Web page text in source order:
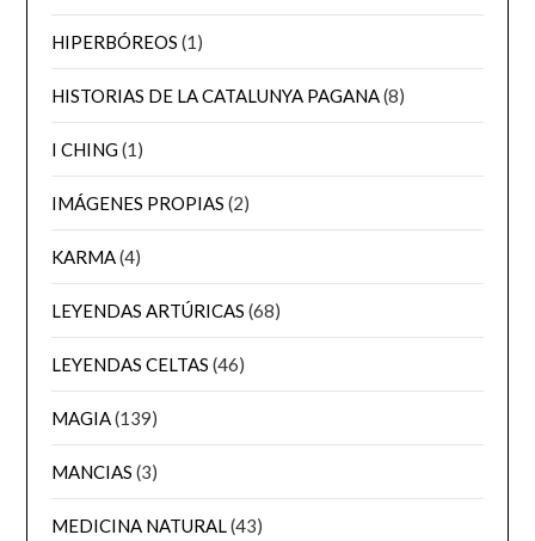
HIPERBÓREOS (1)
HISTORIAS DE LA CATALUNYA PAGANA(8)
I CHING(1)
IMÁGENES PROPIAS (2)
KARMA(4)
LEYENDAS ARTÚRICAS (68)
LEYENDAS CELTAS (46)
MAGIA(139)
MANCIAS (3)
MEDICINA NATURAL(43)